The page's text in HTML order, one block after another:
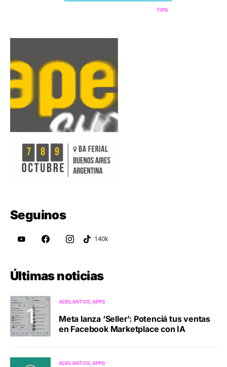
TIPS
Seguinos
Últimas noticias
ADELANTOS APPS
Meta lanza ‘Seller’: Potenciá tus ventas
en Facebook Marketplace con IA
ADELANTOS APPS